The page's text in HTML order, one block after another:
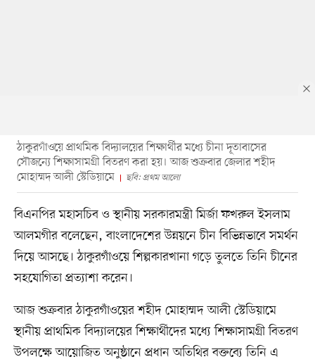
ঠাকুরগাঁওয়ে প্রাথমিক বিদ্যালয়ের শিক্ষার্থীর মধ্যে চীনা দূতাবাসের
সৌজন্যে শিক্ষাসামগ্রী বিতরণ করা হয়। আজ শুক্রবার জেলার শহীদ
মোহাম্মদ আলী স্টেডিয়ামে
ছবি: প্রথম আলো
বিএনপির মহাসচিব ও স্থানীয় সরকারমন্ত্রী মির্জা ফখরুল ইসলাম
আলমগীর বলেছেন, বাংলাদেশের উন্নয়নে চীন বিভিন্নভাবে সমর্থন
দিয়ে আসছে। ঠাকুরগাঁওয়ে শিল্পকারখানা গড়ে তুলতে তিনি চীনের
সহযোগিতা প্রত্যাশা করেন।
আজ শুক্রবার ঠাকুরগাঁওয়ের শহীদ মোহাম্মদ আলী স্টেডিয়ামে
স্থানীয় প্রাথমিক বিদ্যালয়ের শিক্ষার্থীদের মধ্যে শিক্ষাসামগ্রী বিতরণ
উপলক্ষে আয়োজিত অনুষ্ঠানে প্রধান অতিথির বক্তব্যে তিনি এ